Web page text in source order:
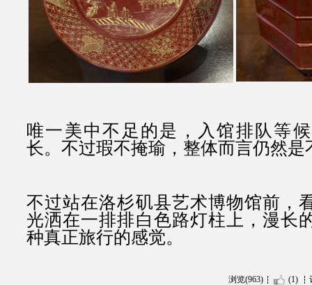
唯一美中不足的是，入馆排队等
长。不过瑕不掩瑜，整体而言仍然是
不过站在洛杉矶县艺术博物馆前，
光洒在一排排白色路灯柱上，漫长
种真正旅行的感觉。
浏览(963) (1)